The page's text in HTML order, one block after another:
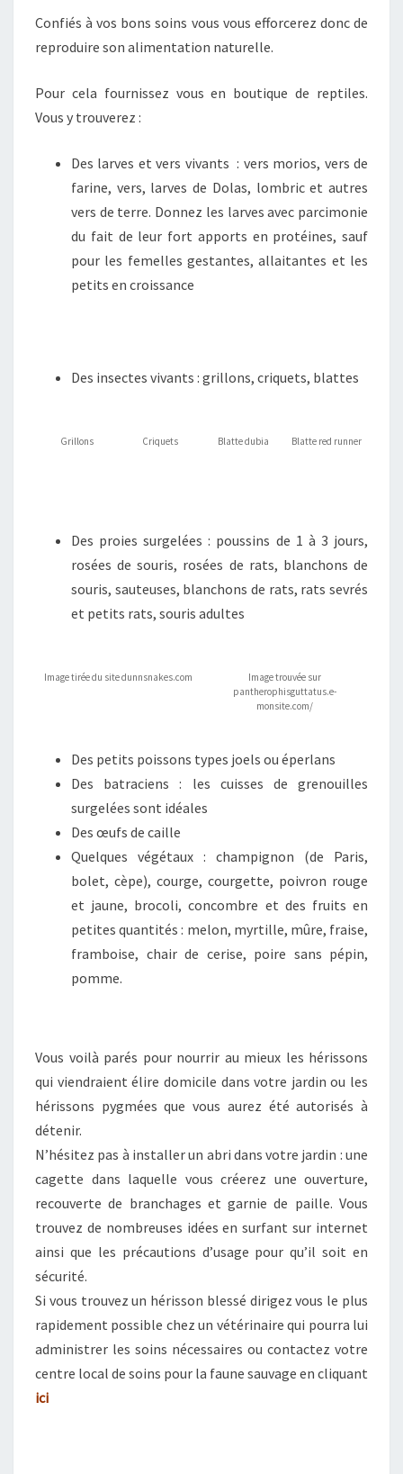
Confiés à vos bons soins vous vous efforcerez donc de
reproduire son alimentation naturelle.
Pour cela fournissez vous en boutique de reptiles.
Vous y trouverez :
Des larves et vers vivants : vers morios, vers de
farine, vers, larves de Dolas, lombric et autres
vers de terre. Donnez les larves avec parcimonie
du fait de leur fort apports en protéines, sauf
pour les femelles gestantes, allaitantes et les
petits en croissance
Des insectes vivants : grillons, criquets, blattes
Grillons Criquets Blatte dubia Blatte red runner
Des proies surgelées : poussins de 1 à 3 jours,
rosées de souris, rosées de rats, blanchons de
souris, sauteuses, blanchons de rats, rats sevrés
et petits rats, souris adultes
Image tirée du site dunnsnakes.com
Image trouvée sur
pantherophisguttatus.e-
monsite.com/
Des petits poissons types joels ou éperlans
Des batraciens : les cuisses de grenouilles
surgelées sont idéales
Des œufs de caille
Quelques végétaux : champignon (de Paris,
bolet, cèpe), courge, courgette, poivron rouge
et jaune, brocoli, concombre et des fruits en
petites quantités : melon, myrtille, mûre, fraise,
framboise, chair de cerise, poire sans pépin,
pomme.
Vous voilà parés pour nourrir au mieux les hérissons
qui viendraient élire domicile dans votre jardin ou les
hérissons pygmées que vous aurez été autorisés à
détenir.
N’hésitez pas à installer un abri dans votre jardin : une
cagette dans laquelle vous créerez une ouverture,
recouverte de branchages et garnie de paille. Vous
trouvez de nombreuses idées en surfant sur internet
ainsi que les précautions d’usage pour qu’il soit en
sécurité.
Si vous trouvez un hérisson blessé dirigez vous le plus
rapidement possible chez un vétérinaire qui pourra lui
administrer les soins nécessaires ou contactez votre
centre local de soins pour la faune sauvage en cliquant
ici